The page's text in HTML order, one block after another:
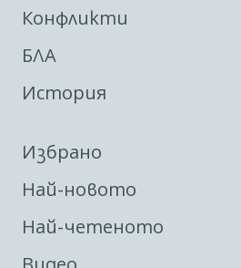
Конфликти
БЛА
История
Избрано
Най-новото
Най-четеното